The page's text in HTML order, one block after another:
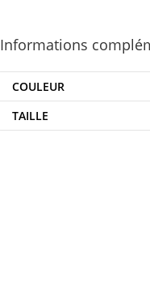
Informations
COULEUR
TAILLE